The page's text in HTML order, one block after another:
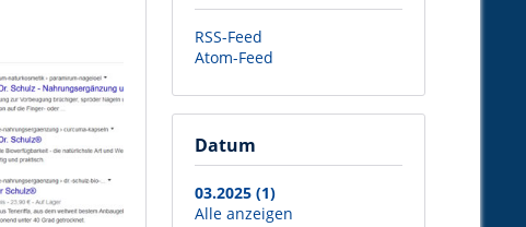
RSS-Feed
Atom-Feed
Datum
03.2025 (1)
Alle anzeigen